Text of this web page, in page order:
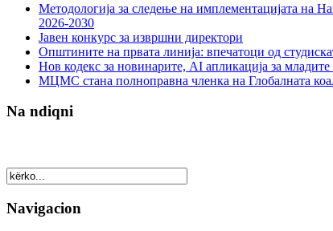
Методологија за следење на имплементацијата на
2026-2030
Јавен конкурс за извршни директори
Општините на првата линија: впечатоци од
Нов кодекс за новинарите, AI апликација за
МЦМС стана полноправна членка на Глобалната
Na ndiqni
Navigacion